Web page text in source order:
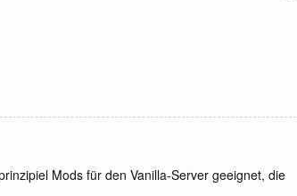
Mods für den Vanilla-Server geeignet, die